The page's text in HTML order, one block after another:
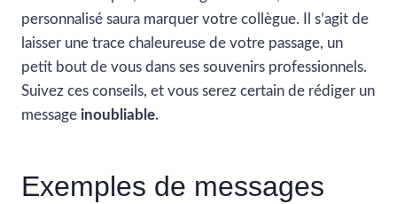
personnalisé saura marquer votre collègue. Il s’agit de
laisser une trace chaleureuse de votre passage, un
petit bout de vous dans ses souvenirs professionnels.
Suivez ces conseils, et vous serez certain de rédiger un
message inoubliable.
Exemples de messages